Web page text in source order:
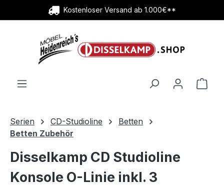
Zum Hauptinhalt springenKostenloser Versand ab 1.000€**
Serien CD-Studioline
Betten
Betten Zubehör
Disselkamp CD Studioline
Konsole O-Linie inkl. 3